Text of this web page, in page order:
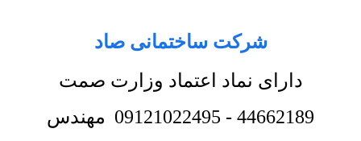
شرکت ساختمانی صاد
دارای نماد اعتماد وزارت صمت
44662189
-
09121022495 مهندس